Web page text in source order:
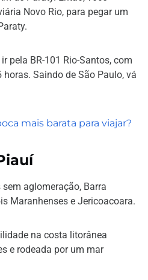
Novo Rio, para pegar um
pela BR-101 Rio-Santos, com
Saindo de São Paulo, vá
mais barata para viajar?
aglomeração, Barra
Maranhenses e Jericoacoara.
na costa litorânea
e rodeada por um mar